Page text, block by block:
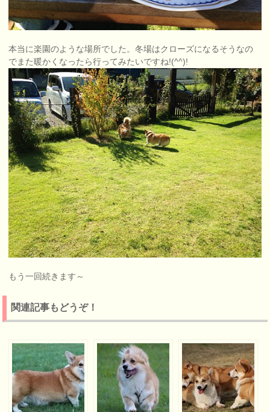
本当に楽園のような場所でした。冬場はクローズになるそうなの
でまた暖かくなったら行ってみたいですね!(^^)!
もう一回続きます～
関連記事もどうぞ！